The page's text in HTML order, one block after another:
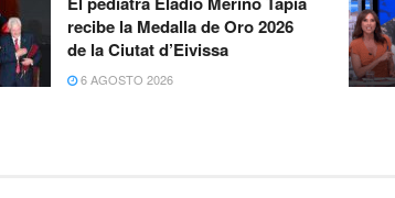
recibe la Medalla de Oro 2026
de la Ciutat d’Eivissa
6 AGOSTO 2026